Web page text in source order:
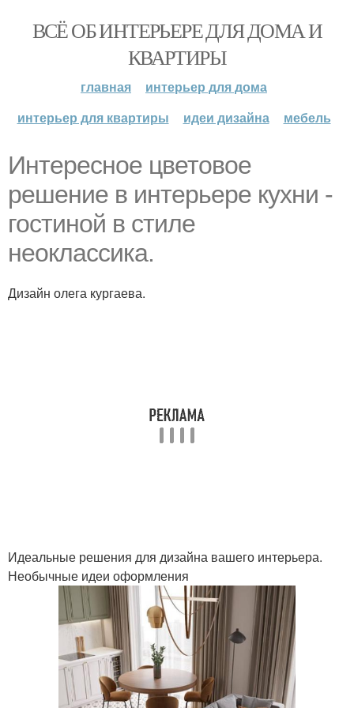
ВСЁ ОБ ИНТЕРЬЕРЕ ДЛЯ ДОМА И
КВАРТИРЫ
главная
интерьер для дома
интерьер для квартиры
идеи дизайна мебель
Интересное цветовое
решение в интерьере кухни -
гостиной в стиле
неоклассика.
Дизайн олега кургаева.
Идеальные решения для дизайна вашего интерьера.
Необычные идеи оформления